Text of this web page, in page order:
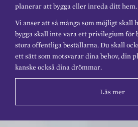
planerar att bygga eller inreda ditt hem.
Vi anser att så många som möjligt skall
bygga skall inte vara ett privilegium för
stora offentliga beställarna. Du skall
ett sätt som motsvarar dina behov, din
kanske också dina drömmar.
Läs mer